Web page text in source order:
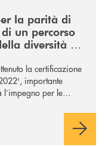
la parità di
un percorso
diversità e
la certificazione
importante
l’impegno per le